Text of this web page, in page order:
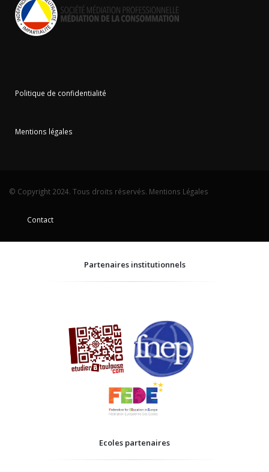
Politique de confidentialité
Mentions légales
© Copyright 2024. Tous droits réservés. Mentions Légales
Contact
Partenaires institutionnels
Ecoles partenaires